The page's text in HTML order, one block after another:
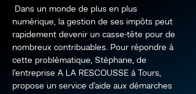
numérique, la gestion de ses impôts peut
rapidement devenir un casse-tête pour de
nombreux contribuables. Pour répondre à
cette problématique, Stéphane, de
l'entreprise A LA RESCOUSSE à Tours,
propose un service d'aide aux démarches